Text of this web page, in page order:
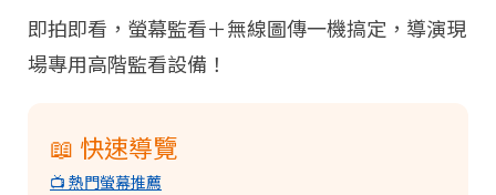
即拍即看，螢幕監看＋無線圖傳一機搞定，導演現
場專用高階監看設備！
📖 快速導覽
📺 熱門螢幕推薦
Copyright ©2026NINE ZERO PLURAL INC.